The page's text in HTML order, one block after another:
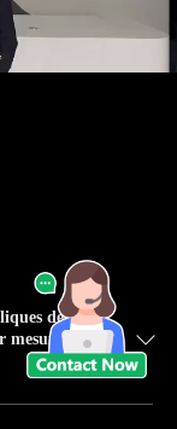
de
mesure